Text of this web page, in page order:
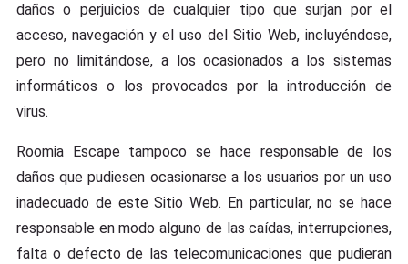
daños o perjuicios de cualquier tipo que surjan por el
acceso, navegación y el uso del Sitio Web, incluyéndose,
pero no limitándose, a los ocasionados a los sistemas
informáticos o los provocados por la introducción de
virus.
Roomia Escape tampoco se hace responsable de los
daños que pudiesen ocasionarse a los usuarios por un uso
inadecuado de este Sitio Web. En particular, no se hace
responsable en modo alguno de las caídas, interrupciones,
falta o defecto de las telecomunicaciones que pudieran